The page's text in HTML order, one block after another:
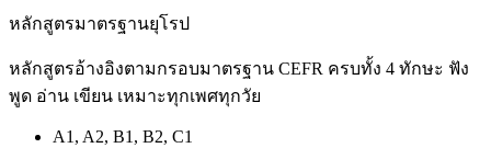
หลักสูตรมาตรฐานยุโรป
หลักสูตรอ้างอิงตามกรอบมาตรฐาน CEFR ครบทั้ง 4 ทักษะ ฟัง
พูด อ่าน เขียน เหมาะทุกเพศทุกวัย
A1, A2, B1, B2, C1